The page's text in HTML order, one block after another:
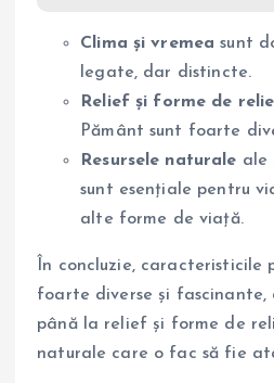
Clima și vremea sunt
legate, dar distincte.
Relief și forme de
Pământ sunt foarte
Resursele naturale ale
sunt esențiale pentru
alte forme de viață.
În concluzie, caracteristicile
foarte diverse și fascinante,
până la relief și forme de
naturale care o fac să fie